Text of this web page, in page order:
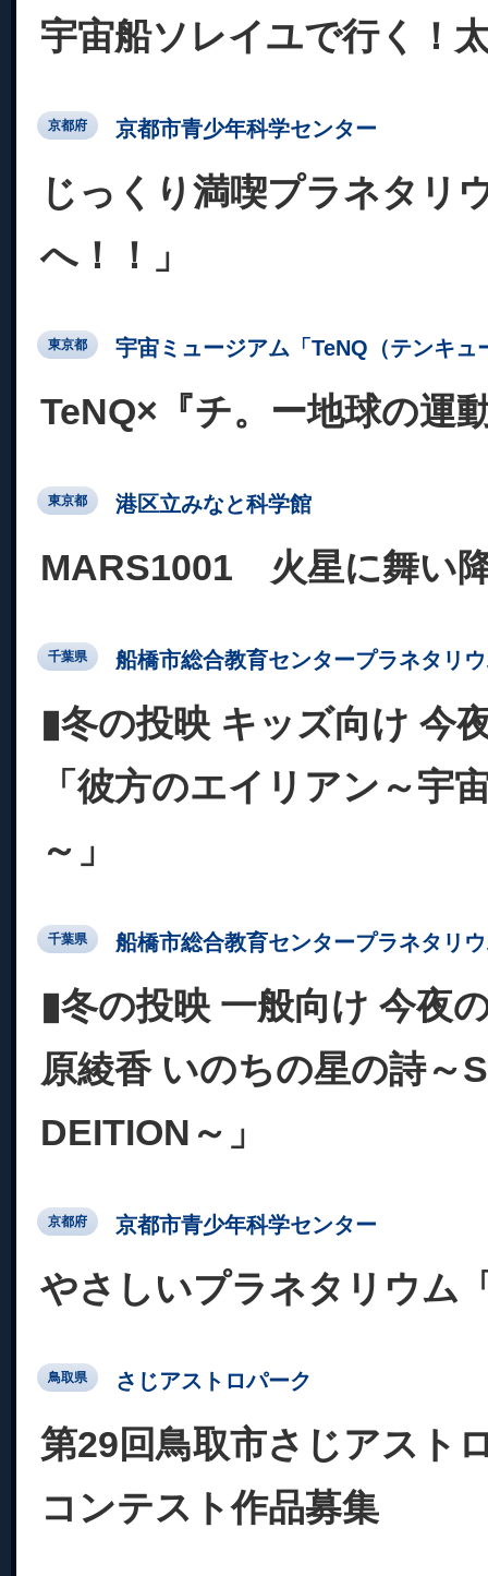
宇宙船ソレイユで行く！
京都府 京都市青少年科学センター
じっくり満喫プラネタリ
へ！！」
東京都 宇宙ミュージアム「TeNQ（テンキュ
TeNQ×『チ。ー地球の運
東京都 港区立みなと科学館
MARS1001 火星に舞い
千葉県 船橋市総合教育センタープラネタリ
▮冬の投映 キッズ向け 今
「彼方のエイリアン～宇
～」
千葉県 船橋市総合教育センタープラネタリ
▮冬の投映 一般向け 今夜
原綾香 いのちの星の詩～
DEITION～」
京都府 京都市青少年科学センター
やさしいプラネタリウム
鳥取県 さじアストロパーク
第29回鳥取市さじアスト
コンテスト作品募集